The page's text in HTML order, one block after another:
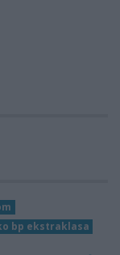
bp ekstraklasa